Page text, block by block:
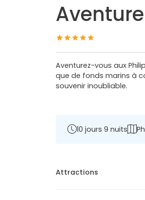
Aventurez-vous aux
que de fonds marins à
souvenir inoubliable.
10 jours 9 nuits
Attractions